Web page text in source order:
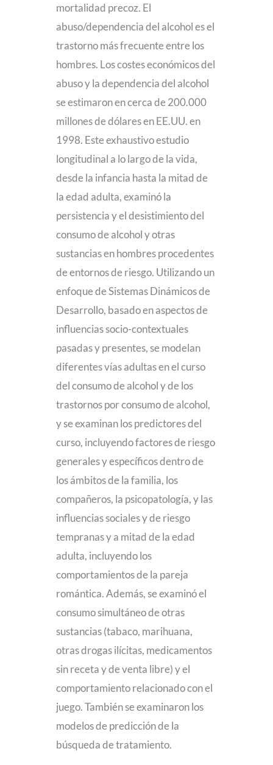
mortalidad precoz. El
abuso/dependencia del alcohol es el
trastorno más frecuente entre los
hombres. Los costes económicos del
abuso y la dependencia del alcohol
se estimaron en cerca de 200.000
millones de dólares en EE.UU. en
1998. Este exhaustivo estudio
longitudinal a lo largo de la vida,
desde la infancia hasta la mitad de
la edad adulta, examinó la
persistencia y el desistimiento del
consumo de alcohol y otras
sustancias en hombres procedentes
de entornos de riesgo. Utilizando un
enfoque de Sistemas Dinámicos de
Desarrollo, basado en aspectos de
influencias socio-contextuales
pasadas y presentes, se modelan
diferentes vías adultas en el curso
del consumo de alcohol y de los
trastornos por consumo de alcohol,
y se examinan los predictores del
curso, incluyendo factores de riesgo
generales y específicos dentro de
los ámbitos de la familia, los
compañeros, la psicopatología, y las
influencias sociales y de riesgo
tempranas y a mitad de la edad
adulta, incluyendo los
comportamientos de la pareja
romántica. Además, se examinó el
consumo simultáneo de otras
sustancias (tabaco, marihuana,
otras drogas ilícitas, medicamentos
sin receta y de venta libre) y el
comportamiento relacionado con el
juego. También se examinaron los
modelos de predicción de la
búsqueda de tratamiento.